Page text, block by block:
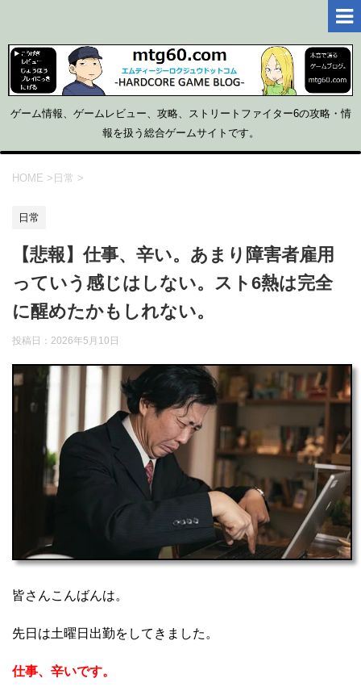
ゲーム情報、ゲームレビュー、攻略、ストリートファイター6の攻略・情
報を扱う総合ゲームサイトです。
HOME > 日常 >
日常
【悲報】仕事、辛い。あまり障害者雇用
っていう感じはしない。スト6熱は完全
に醒めたかもしれない。
投稿日： 2026年5月10日
皆さんこんばんは。
先日は土曜日出勤をしてきました。
仕事、辛いです。